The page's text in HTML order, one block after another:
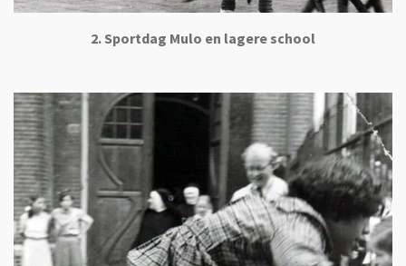
2. Sportdag Mulo en lagere school